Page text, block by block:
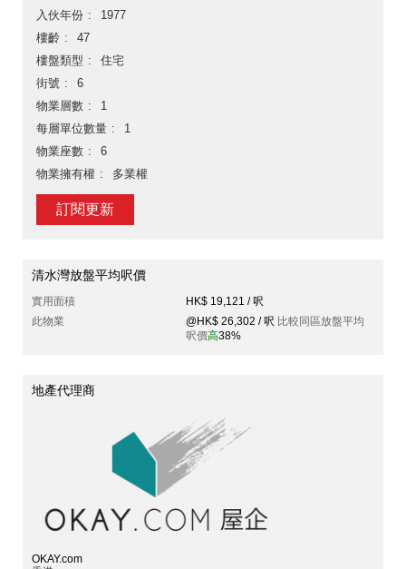
入伙年份
1977
樓齡
47
樓盤類型
住宅
街號
6
物業層數
1
每層單位數量
1
物業座數
6
物業擁有權
多業權
訂閱更新
清水灣放盤平均呎價
實用面積
HK$ 19,121 / 呎
此物業
@HK$ 26,302 / 呎 比較同區放盤平均
呎價高38%
地產代理商
OKAY.com